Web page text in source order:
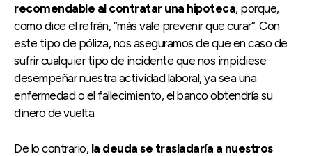
recomendable al contratar una hipoteca, porque,
como dice el refrán, “más vale prevenir que curar”. Con
este tipo de póliza, nos aseguramos de que en caso de
sufrir cualquier tipo de incidente que nos impidiese
desempeñar nuestra actividad laboral, ya sea una
enfermedad o el fallecimiento, el banco obtendría su
dinero de vuelta.
De lo contrario, la deuda se trasladaría a nuestros